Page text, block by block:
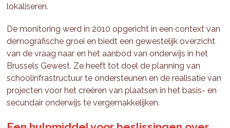
lokaliseren.
De monitoring werd in 2010 opgericht in een context van
demografische groei en biedt een gewestelijk overzicht
van de vraag naar en het aanbod van onderwijs in het
Brussels Gewest. Ze heeft tot doel de planning van
schoolinfrastructuur te ondersteunen en de realisatie van
projecten voor het creëren van plaatsen in het basis- en
secundair onderwijs te vergemakkelijken.